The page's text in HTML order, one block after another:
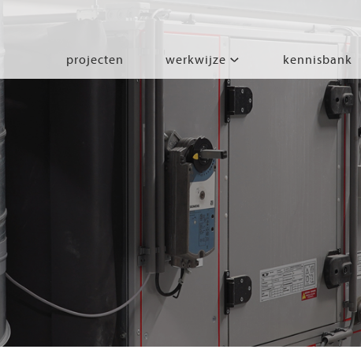
projecten werkwijze
segmenten
leren
wonen
werken
zorgen
beleven
bewegen
kennisbank